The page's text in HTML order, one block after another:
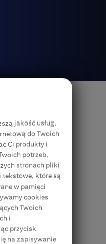
Citi
etapie ich
Dzięki naszej
Citi zapewniamy
świecie.
jakość usług,
do Twoich
Ci produkty i
potrzeb,
stronach pliki
tekstowe, które są
w pamięci
cookies
Twoich
i
przycisk
na zapisywanie